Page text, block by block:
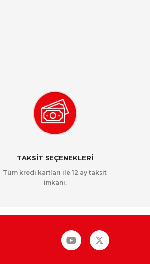
TAKSİT SEÇENEKLERİ
Tüm kredi kartları ile 12 ay taksit
imkanı.